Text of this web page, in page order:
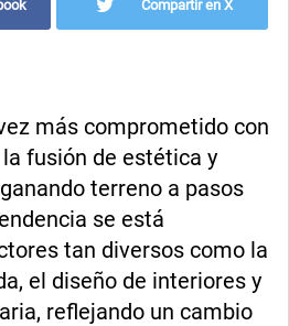
Compartir en X
más comprometido con
fusión de estética y
terreno a pasos
se está
tan diversos como la
el diseño de interiores y
reflejando un cambio